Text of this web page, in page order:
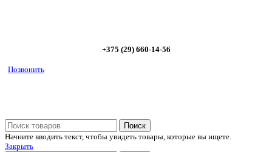
+375 (29) 660-14-56
Позвонить
Поиск
Начните вводить текст, чтобы увидеть товары, которые вы ищете.
Закрыть